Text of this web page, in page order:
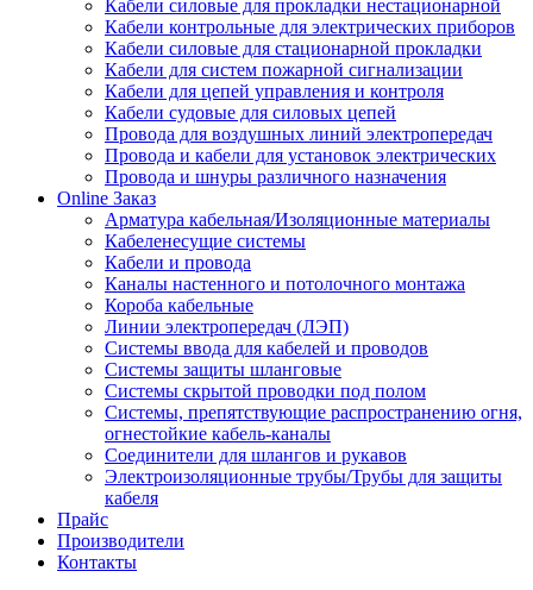
Кабели силовые для прокладки нестационарной
Кабели контрольные для электрических приборов
Кабели силовые для стационарной прокладки
Кабели для систем пожарной сигнализации
Кабели для цепей управления и контроля
Кабели судовые для силовых цепей
Провода для воздушных линий электропередач
Провода и кабели для установок электрических
Провода и шнуры различного назначения
Online Заказ
Арматура кабельная/Изоляционные материалы
Кабеленесущие системы
Кабели и провода
Каналы настенного и потолочного монтажа
Короба кабельные
Линии электропередач (ЛЭП)
Системы ввода для кабелей и проводов
Системы защиты шланговые
Системы скрытой проводки под полом
Системы, препятствующие распространению огня,
огнестойкие кабель-каналы
Соединители для шлангов и рукавов
Электроизоляционные трубы/Трубы для защиты
кабеля
Прайс
Производители
Контакты